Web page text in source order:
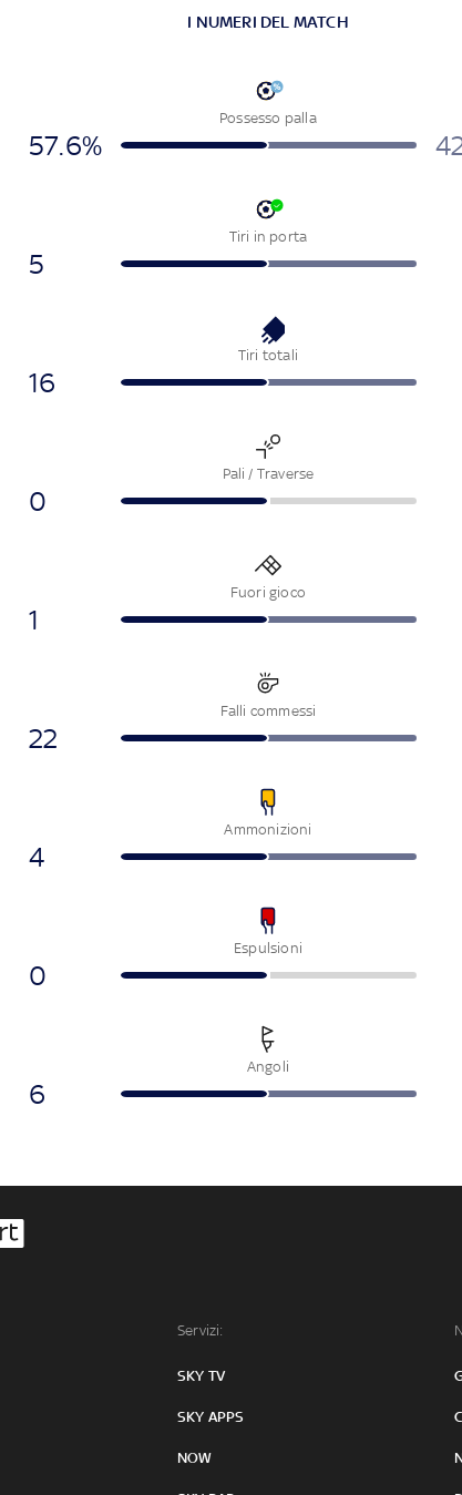
I NUMERI DEL MATCH
Possesso palla
57.6%
Tiri in porta
5
Tiri totali
16
Pali / Traverse
0
Fuori gioco
1
Falli commessi
22
Ammonizioni
4
Espulsioni
0
Angoli
6
Servizi:
SKY TV
SKY APPS
NOW